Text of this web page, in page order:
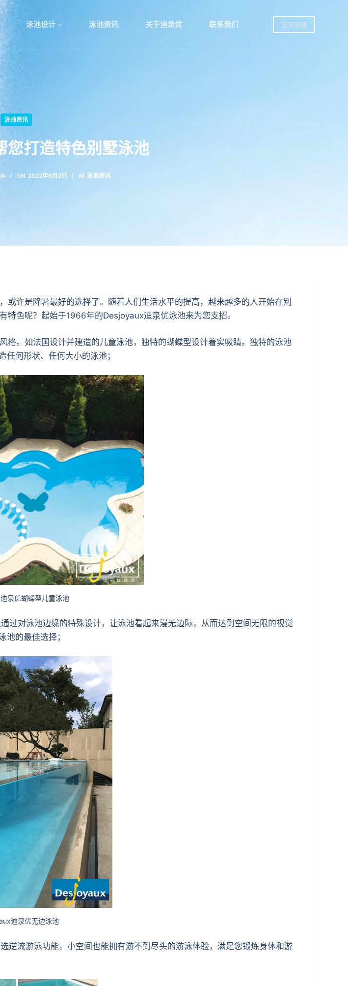
泳池设计 泳池资讯 关于迪泉优 联系我们 官方店铺
泳池资讯
您打造特色别墅泳池
ON 2022年9月2日 IN 泳池资讯
许是降暑最好的选择了。随着人们生活水平的提高，越来越多的人开始在别
特色呢？起始于1966年的Desjoyaux迪泉优泳池来为您支招。
格。如法国设计并建造的儿童泳池，独特的蝴蝶型设计着实吸睛。独特的泳池
何形状、任何大小的泳池；
泉优蝴蝶型儿童泳池
过对泳池边缘的特殊设计，让泳池看起来漫无边际，从而达到空间无限的视觉
的最佳选择；
迪泉优无边泳池
流游泳功能，小空间也能拥有游不到尽头的游泳体验，满足您锻炼身体和游